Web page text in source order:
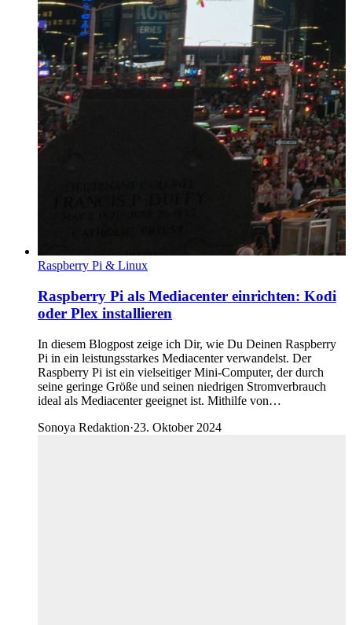
Raspberry Pi & Linux
Raspberry Pi als Mediacenter einrichten: Kodi
oder Plex installieren
In diesem Blogpost zeige ich Dir, wie Du Deinen Raspberry
Pi in ein leistungsstarkes Mediacenter verwandelst. Der
Raspberry Pi ist ein vielseitiger Mini-Computer, der durch
seine geringe Größe und seinen niedrigen Stromverbrauch
ideal als Mediacenter geeignet ist. Mithilfe von…
Sonoya Redaktion·23. Oktober 2024